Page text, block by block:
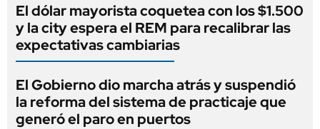
El dólar mayorista coquetea con los $1.500
y la city espera el REM para recalibrar las
expectativas cambiarias
El Gobierno dio marcha atrás y suspendió
la reforma del sistema de practicaje que
generó el paro en puertos